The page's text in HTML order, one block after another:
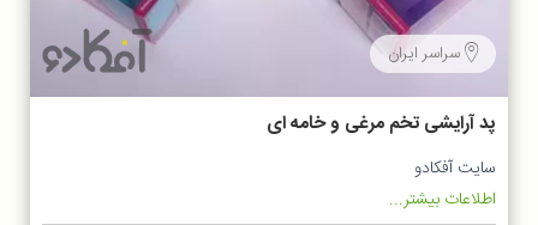
سراسر ایران
پد آرایشی تخم مرغی و خامه ای
سایت آفکادو
اطلاعات بیشتر...